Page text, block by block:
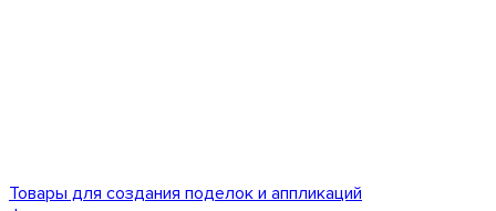
Товары для создания поделок и аппликаций